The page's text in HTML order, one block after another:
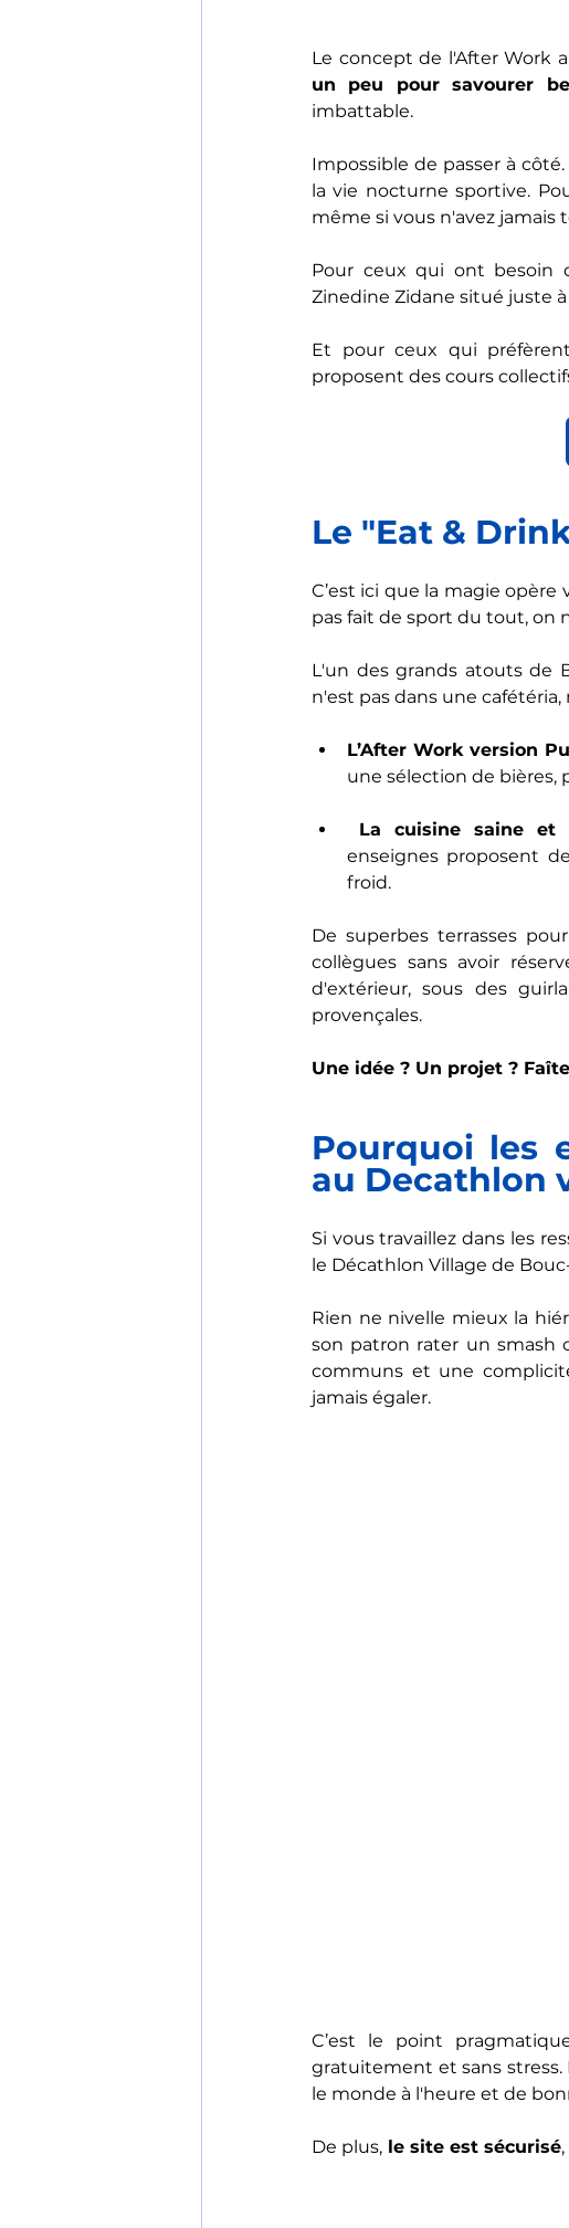
Le concept de l'After Work
un peu pour savourer
imbattable.
Impossible de passer à côté.
la vie nocturne sportive.
même si vous n'avez
Pour ceux qui ont besoin
Zinedine Zidane situé juste
Et pour ceux qui
proposent des cours
Le "Eat &
C’est ici que la magie
pas fait de sport du tout, on
L'un des grands atouts de
n'est pas dans une
L’After Work version
une sélection de bières,
La cuisine saine et
enseignes proposent
froid.
De superbes terrasses
collègues sans avoir
d'extérieur, sous des
provençales.
Une idée ? Un projet ?
Pourquoi les
au Decathlon
Si vous travaillez dans les
le Décathlon Village de
Rien ne nivelle mieux la
son patron rater un smash
communs et une
jamais égaler.
C’est le point
gratuitement et sans stress.
le monde à l'heure et de
De plus, le site est sécurisé